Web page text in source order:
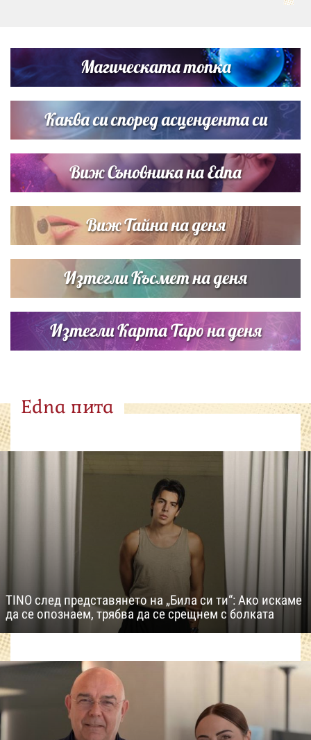
си деца на семейна морска приказка
Звездна ваканция в Майорка: Дженифър Анистън,
Кортни Кокс и Джим Къртис заедно на яхта
Магическата топка
Каква си според асцендента си
Виж Съновника на Edna
Виж Тайна на деня
Изтегли Късмет на деня
Изтегли Карта Таро на деня
Edna пита
TINO след представянето на „Била си ти“: Ако искаме
да се опознаем, трябва да се срещнем с болката